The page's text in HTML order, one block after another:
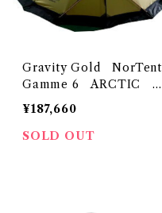
Gravity Gold NorTent
Gamme 6 ARCTIC
アークティック ノルテン
ト
¥187,660
SOLD OUT